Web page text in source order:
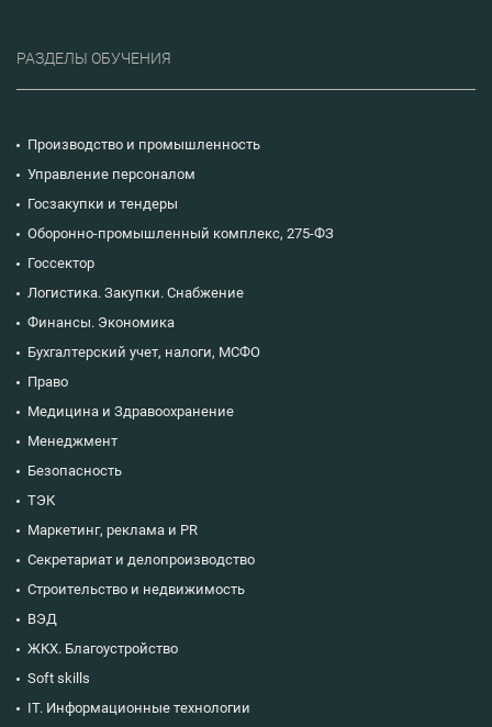
РАЗДЕЛЫ ОБУЧЕНИЯ
Производство и промышленность
Управление персоналом
Госзакупки и тендеры
Оборонно-промышленный комплекс, 275-ФЗ
Госсектор
Логистика. Закупки. Снабжение
Финансы. Экономика
Бухгалтерский учет, налоги, МСФО
Право
Медицина и Здравоохранение
Менеджмент
Безопасность
ТЭК
Маркетинг, реклама и PR
Секретариат и делопроизводство
Строительство и недвижимость
ВЭД
ЖКХ. Благоустройство
Soft skills
IT. Информационные технологии